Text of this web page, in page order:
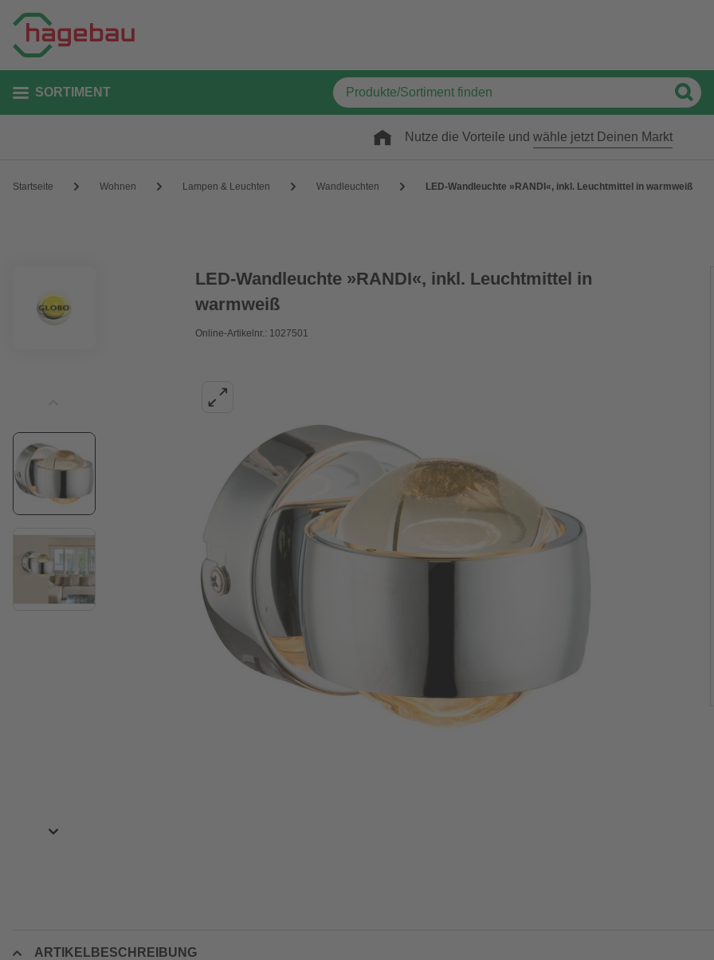
SORTIMENT
Nutze die Vorteile und wähle jetzt Deinen Markt
Startseite Wohnen Lampen & Leuchten Wandleuchten LED-Wandleuchte »RANDI«, inkl. Leuchtmittel in warmweiß
LED-Wandleuchte »RANDI«, inkl. Leuchtmittel in
warmweiß
Online-Artikelnr.: 1027501
ARTIKELBESCHREIBUNG